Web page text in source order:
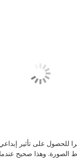
للحصول على تأثير
الصورة. وهذا صحيح عندما